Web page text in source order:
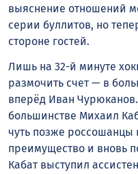
выяснение отношений
серии буллитов, но
стороне гостей.
Лишь на 32-й минуте
размочить счет — в
вперёд Иван
большинстве Михаил
чуть позже россошанцы
преимущество и вновь
Кабат выступил